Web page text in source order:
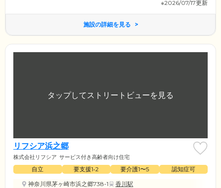
※2026/07/17更新
施設の詳細を見る
リフシア浜之郷
株式会社リフシア サービス付き高齢者向け住宅
自立 要支援1•2 要介護1〜5
認知症可
神奈川県茅ヶ崎市浜之郷738-1
香川駅